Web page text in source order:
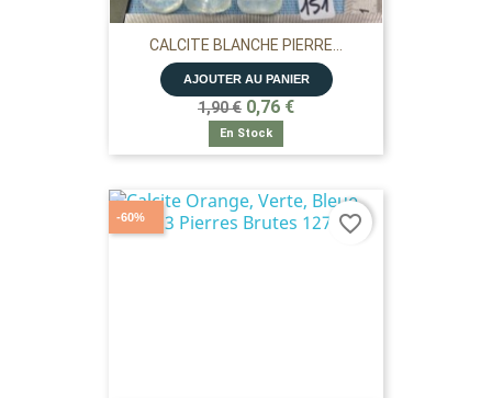
CALCITE BLANCHE PIERRE...
AJOUTER AU PANIER
1,90 € 0,76 €
En Stock
-60% favorite_border